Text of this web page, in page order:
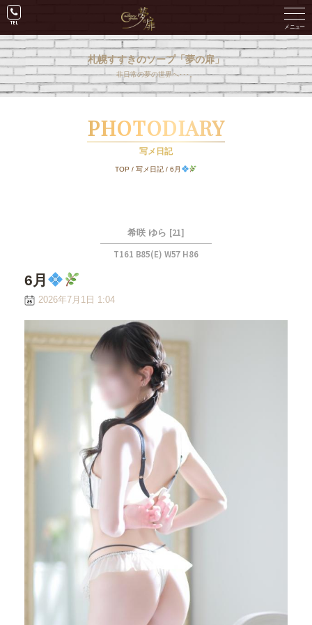
札幌すすきのソープ「夢の扉」
非日常の夢の世界へ･･･。
PHOTODIARY
写メ日記
TOP /写メ日記 /6月
希咲 ゆら [21]
T161 B85(E) W57 H86
6月
2026年7月1日 1:04